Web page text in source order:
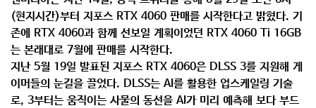
(현지시간)부터 지포스 RTX 4060 판매를 시작한다고 밝혔다. 기
존에 RTX 4060과 함께 선보일 계획이었던 RTX 4060 Ti 16GB
는 본래대로 7월에 판매를 시작한다.
지난 5월 19일 발표된 지포스 RTX 4060은 DLSS 3를 지원해 게
이머들의 눈길을 끌었다. DLSS는 AI를 활용한 업스케일링 기술
로, 3부터는 움직이는 사물의 동선을 AI가 미리 예측해 보다 부드